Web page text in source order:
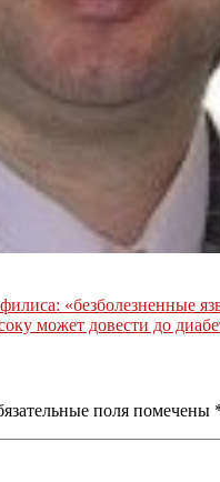
«безболезненные
может довести до
поля помечены